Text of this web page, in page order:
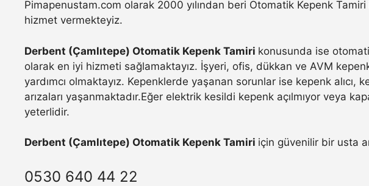
Pimapenustam.com olarak 2000 yılından beri Otomatik Kepenk
hizmet vermekteyiz.
Derbent (Çamlıtepe) Otomatik Kepenk Tamiri konusunda ise
olarak en iyi hizmeti sağlamaktayız. İşyeri, ofis, dükkan ve AVM
yardımcı olmaktayız. Kepenklerde yaşanan sorunlar ise kepenk alıcı,
arızaları yaşanmaktadır.Eğer elektrik kesildi kepenk açılmıyor veya
yeterlidir.
Derbent (Çamlıtepe) Otomatik Kepenk Tamiri için güvenilir bir usta
0530 640 44 22